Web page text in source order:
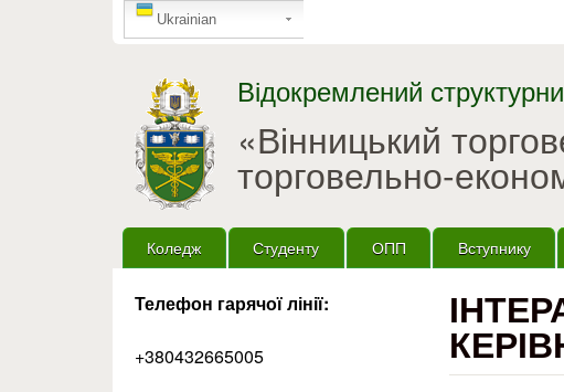
GTranslate
Ukrainian
Відокремлений
«Вінницький
торговельно-
Головне меню
Коледж Студенту ОПП Вступнику
Телефон гарячої лінії:
+380432665005